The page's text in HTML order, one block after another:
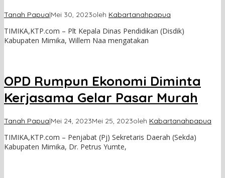
Tanah Papua|Mei 30, 2023oleh Kabartanahpapua
TIMIKA,KTP.com – Plt Kepala Dinas Pendidikan (Disdik)
Kabupaten Mimika, Willem Naa mengatakan
OPD Rumpun Ekonomi Diminta
Kerjasama Gelar Pasar Murah
Tanah Papua|Mei 24, 2023Mei 25, 2023oleh Kabartanahpapua
TIMIKA,KTP.com – Penjabat (Pj) Sekretaris Daerah (Sekda)
Kabupaten Mimika, Dr. Petrus Yumte,